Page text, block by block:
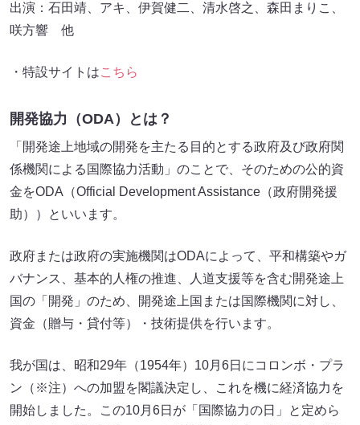
出演：石田靖、アキ、伊賀健二、清水啓之、森田まりこ、
咲方響 他
・特設サイトはこちら
開発協力（ODA）とは？
「開発途上地域の開発を主たる目的とする政府及び政府関
係機関による国際協力活動」のことで、そのための公的資
金をODA（Official Development Assistance（政府開発援
助））といいます。
政府または政府の実施機関はODAによって、平和構築やガ
バナンス、基本的人権の推進、人道支援等を含む開発途上
国の「開発」のため、開発途上国または国際機関に対し、
資金（贈与・貸付等）・技術提供を行います。
我が国は、昭和29年（1954年）10月6日にコロンボ・プラ
ン（※注）への加盟を閣議決定し、これを機に経済協力を
開始しました。この10月6日が「国際協力の日」と定めら